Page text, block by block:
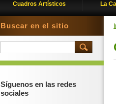
Cuadros Artísticos La
Buscar en el sitio
Síguenos en las redes
sociales